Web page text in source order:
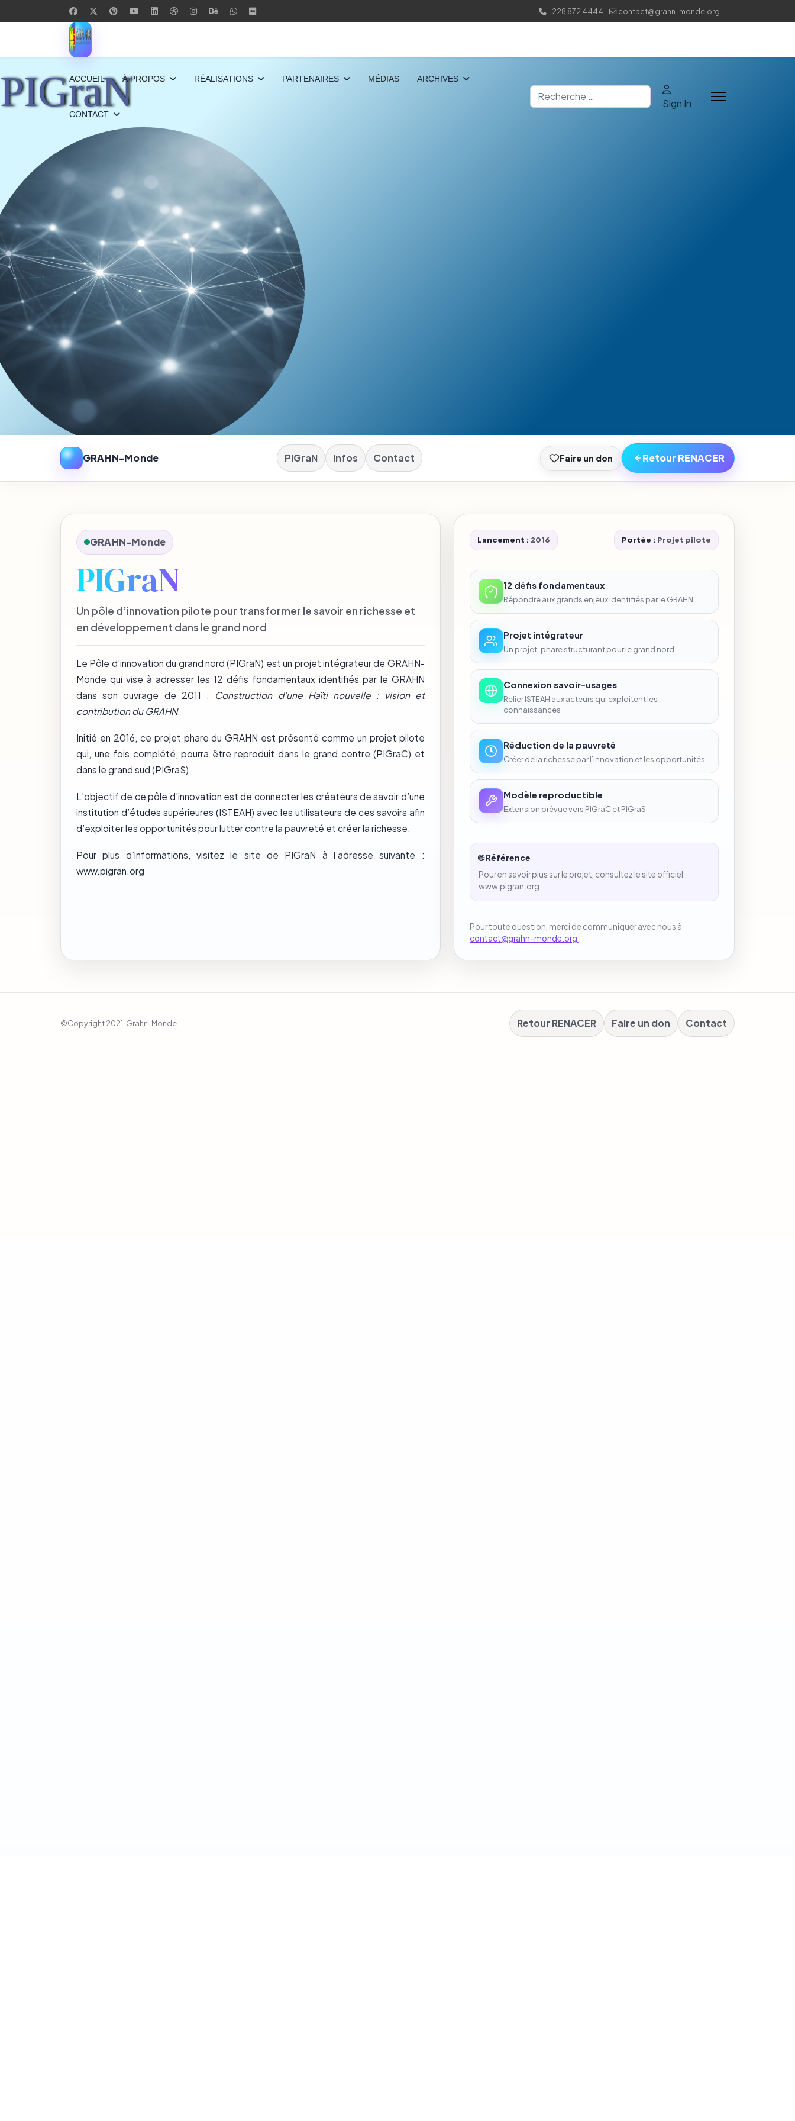
+228 872 4444 contact@grahn-monde.org
ACCUEIL À PROPOS RÉALISATIONS PARTENAIRES MÉDIAS ARCHIVES
CONTACT
Rechercher
Sign In
PIGraN
GRAHN-Monde PIGraN Infos Contact Faire un don Retour RENACER
GRAHN-Monde
PIGraN
Un pôle d’innovation pilote pour transformer le savoir en richesse et
en développement dans le grand nord
Le Pôle d’innovation du grand nord (PIGraN) est un projet intégrateur de GRAHN-
Monde qui vise à adresser les 12 défis fondamentaux identifiés par le GRAHN
dans son ouvrage de 2011 : Construction d’une Haïti nouvelle : vision et
contribution du GRAHN.
Initié en 2016, ce projet phare du GRAHN est présenté comme un projet pilote
qui, une fois complété, pourra être reproduit dans le grand centre (PIGraC) et
dans le grand sud (PIGraS).
L’objectif de ce pôle d’innovation est de connecter les créateurs de savoir d’une
institution d’études supérieures (ISTEAH) avec les utilisateurs de ces savoirs afin
d’exploiter les opportunités pour lutter contre la pauvreté et créer la richesse.
Pour plus d’informations, visitez le site de PIGraN à l’adresse suivante :
www.pigran.org
Lancement : 2016 Portée : Projet pilote
12 défis fondamentaux
Répondre aux grands enjeux identifiés par le GRAHN
Projet intégrateur
Un projet-phare structurant pour le grand nord
Connexion savoir-usages
Relier ISTEAH aux acteurs qui exploitent les
connaissances
Réduction de la pauvreté
Créer de la richesse par l’innovation et les opportunités
Modèle reproductible
Extension prévue vers PIGraC et PIGraS
🌐 Référence
Pour en savoir plus sur le projet, consultez le site officiel :
www.pigran.org
Pour toute question, merci de communiquer avec nous à
contact@grahn-monde.org
©Copyright 2021. Grahn-Monde Retour RENACER Faire un don Contact